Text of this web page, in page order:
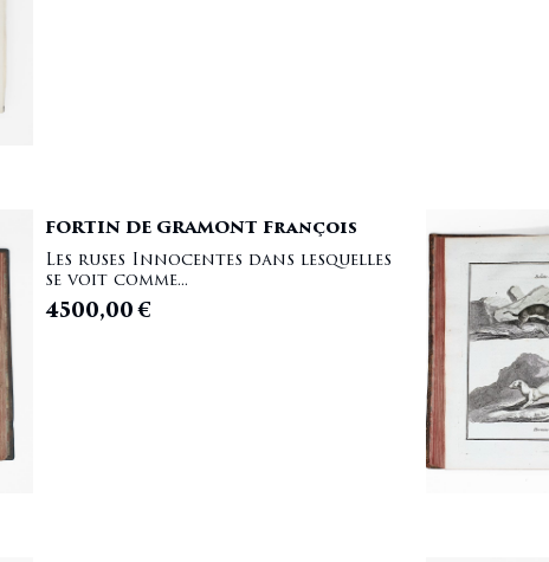
FORTIN DE GRAMONT François
Les ruses Innocentes dans lesquelles
se voit comme...
4500,00€